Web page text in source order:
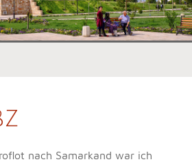
nach Samarkand war ich